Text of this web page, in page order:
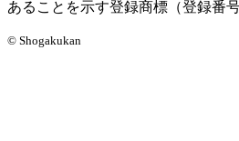
あることを示す登録商標（登録番号
© Shogakukan